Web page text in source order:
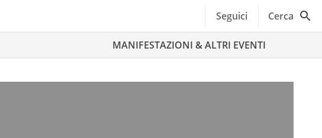
Seguici Cerca
MANIFESTAZIONI & ALTRI EVENTI